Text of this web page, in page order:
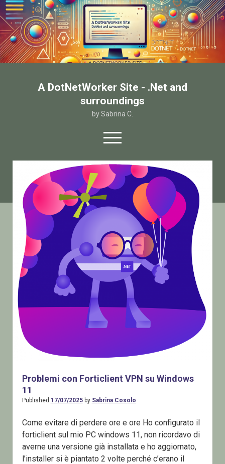
A DotNetWorker Site - .Net and
surroundings
by Sabrina C.
open
menu
twitterfacebook
email-form
Home
Chi sono
DotNetWorker
Site
-
.Net
and
surroundings
Posts
Problemi con Forticlient VPN su Windows
11
Published 17/07/2025by Sabrina Cosolo
Come evitare di perdere ore e ore Ho configurato il
forticlient sul mio PC windows 11, non ricordavo di
averne una versione già installata e ho aggiornato,
l’installer si è piantato 2 volte perché c’erano il